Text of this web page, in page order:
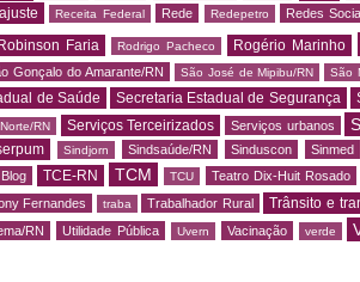
Receita Federal Rede Redepetro Redes
Faria Rodrigo Pacheco Rogério Marinho
Gonçalo do Amarante/RN São José de Mipibu/RN
São
de Saúde Secretaria Estadual de Segurança
RN Serviços Terceirizados Serviços urbanos
Sindjorn Sindsaúde/RN Sinduscon Sinmed
TCE-RN TCM TCU Teatro Dix-Huit Rosado
Fernandes traba Trabalhador Rural Trânsito e
RN Utilidade Pública Uvern Vacinação verde